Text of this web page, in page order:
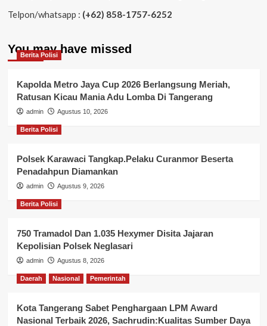
Telpon/whatsapp : (+62) 858-1757-6252
You may have missed
Berita Polisi
Kapolda Metro Jaya Cup 2026 Berlangsung Meriah,
Ratusan Kicau Mania Adu Lomba Di Tangerang
admin Agustus 10, 2026
Berita Polisi
Polsek Karawaci Tangkap.Pelaku Curanmor Beserta
Penadahpun Diamankan
admin Agustus 9, 2026
Berita Polisi
750 Tramadol Dan 1.035 Hexymer Disita Jajaran
Kepolisian Polsek Neglasari
admin Agustus 8, 2026
Daerah Nasional Pemerintah
Kota Tangerang Sabet Penghargaan LPM Award
Nasional Terbaik 2026, Sachrudin:Kualitas Sumber Daya